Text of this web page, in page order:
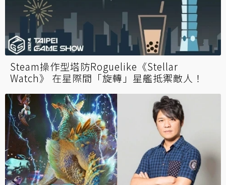
Steam操作型塔防Roguelike《Stellar
Watch》 在星際間「旋轉」星艦抵禦敵人！